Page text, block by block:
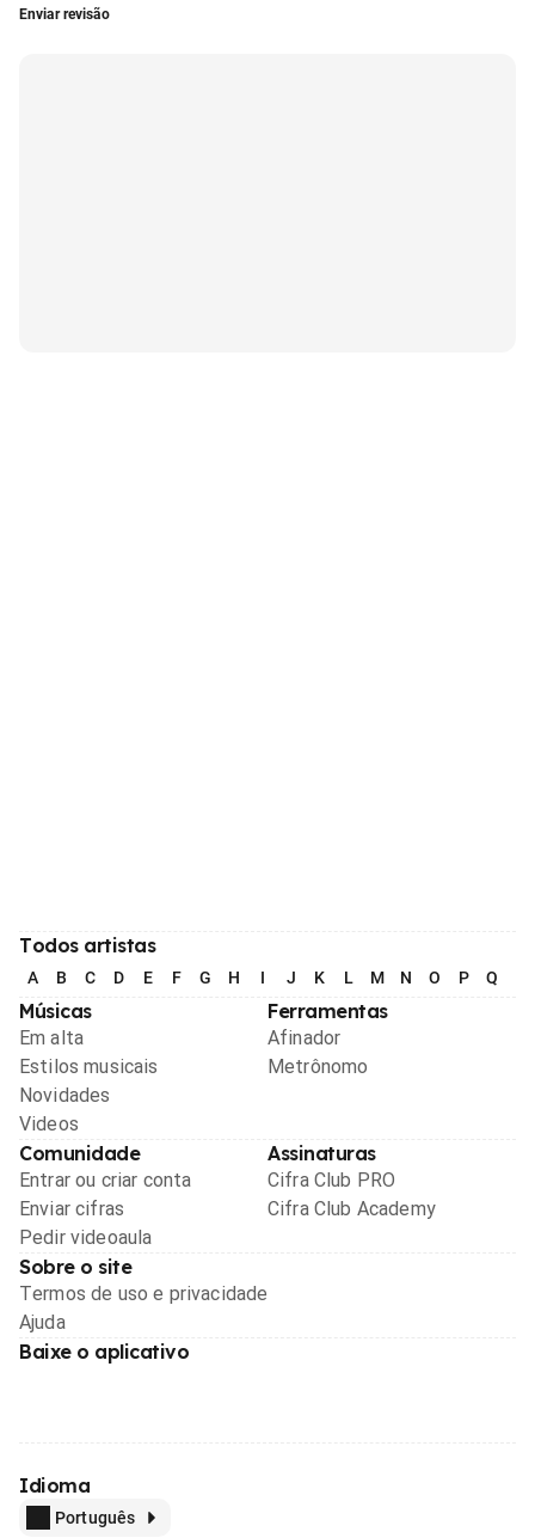
Enviar revisão
Todos artistas
A B C D E F G H I J K L M N O P Q
Músicas
Em alta
Estilos musicais
Novidades
Videos
Ferramentas
Afinador
Metrônomo
Comunidade
Entrar ou criar conta
Enviar cifras
Pedir videoaula
Assinaturas
Cifra Club PRO
Cifra Club Academy
Sobre o site
Termos de uso e privacidade
Ajuda
Baixe o aplicativo
Idioma
Português